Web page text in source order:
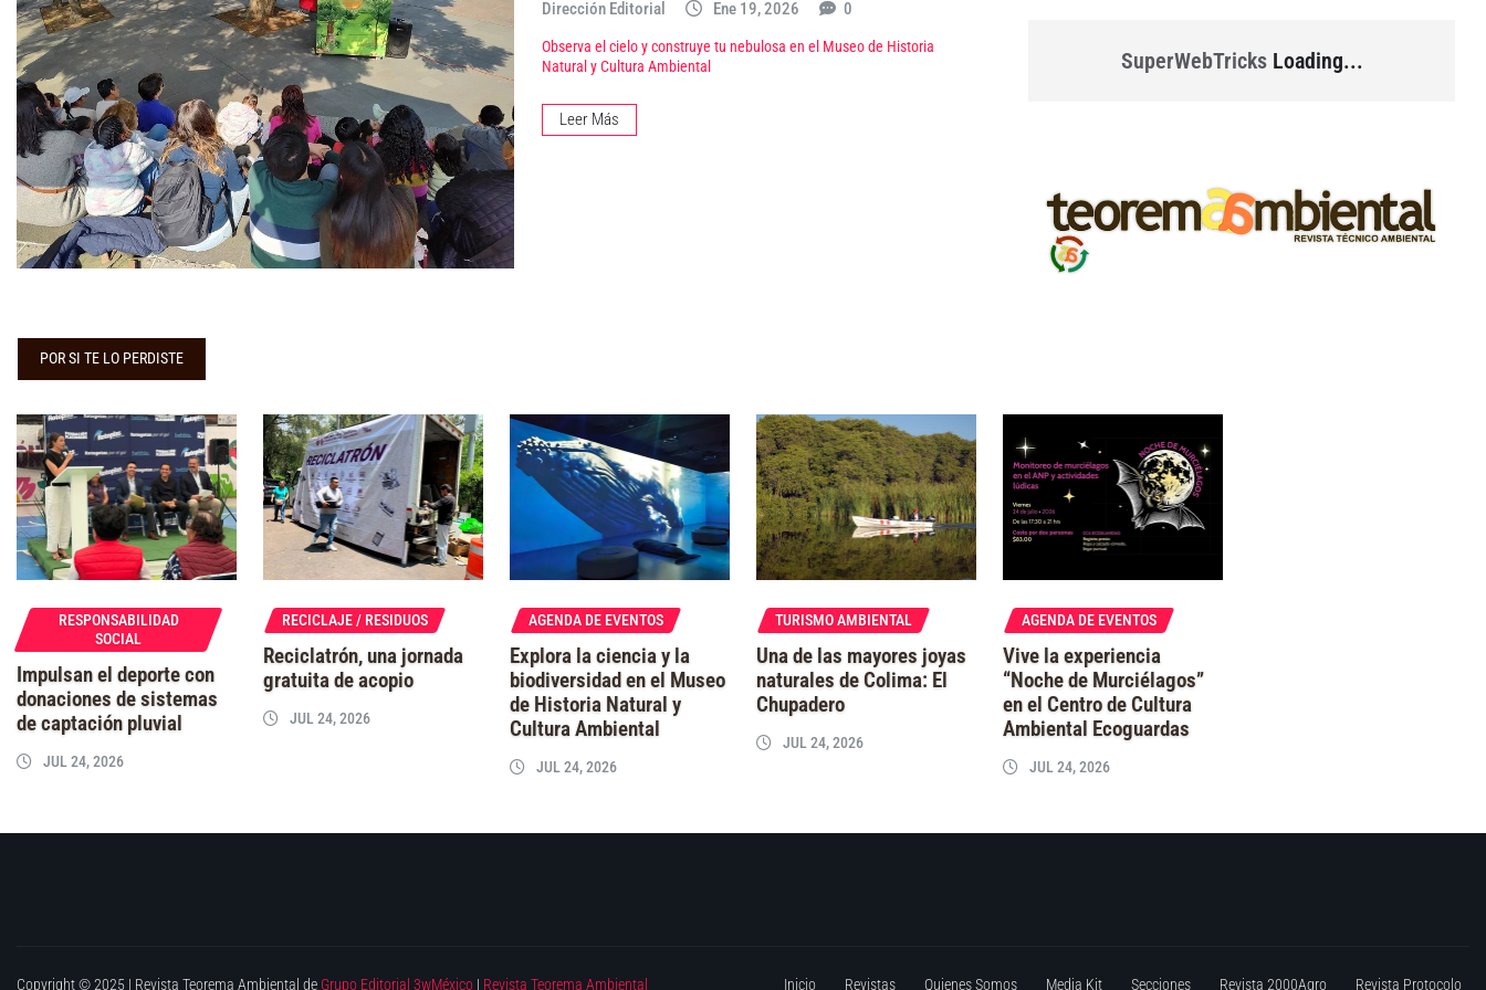
Dirección Editorial Ene 19, 2026 0
Observa el cielo y construye tu nebulosa en el Museo de Historia
Natural y Cultura Ambiental
Leer Más
SuperWebTricksLoading...
POR SI TE LO PERDISTE
RESPONSABILIDAD
SOCIAL
Impulsan el deporte con
donaciones de sistemas
de captación pluvial
JUL 24, 2026
RECICLAJE / RESIDUOS
Reciclatrón, una jornada
gratuita de acopio
JUL 24, 2026
AGENDA DE EVENTOS
Explora la ciencia y la
biodiversidad en el Museo
de Historia Natural y
Cultura Ambiental
JUL 24, 2026
TURISMO AMBIENTAL
Una de las mayores joyas
naturales de Colima: El
Chupadero
JUL 24, 2026
AGENDA DE EVENTOS
Vive la experiencia
“Noche de Murciélagos”
en el Centro de Cultura
Ambiental Ecoguardas
JUL 24, 2026
Copyright © 2025 | Revista Teorema Ambiental de Grupo Editorial 3wMéxico | Revista Teorema Ambiental Inicio Revistas Quienes Somos Media Kit Secciones Revista 2000Agro Revista Protocolo